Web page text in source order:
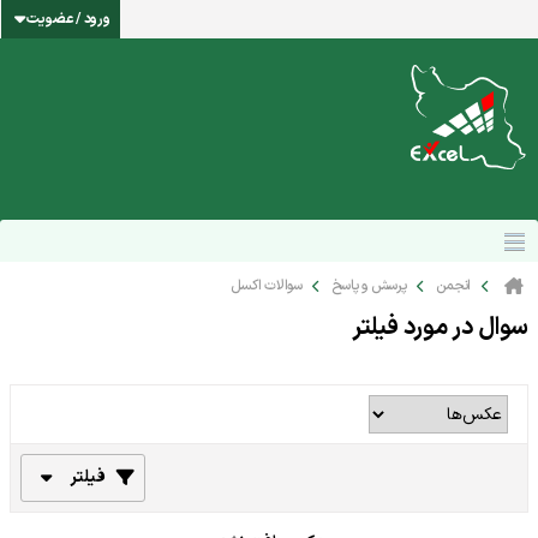
ورود / عضویت
انجمن پرسش و پاسخ سوالات اکسل
سوال در مورد فیلتر
فیلتر